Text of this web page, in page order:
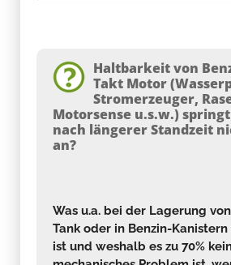
Haltbarkeit von
Takt Motor
Stromerzeuger,
Motorsense u.s.w.)
nach längerer Standzeit
an?
Was u.a. bei der Lagerung
Tank oder in Benzin-
ist und weshalb es zu 70%